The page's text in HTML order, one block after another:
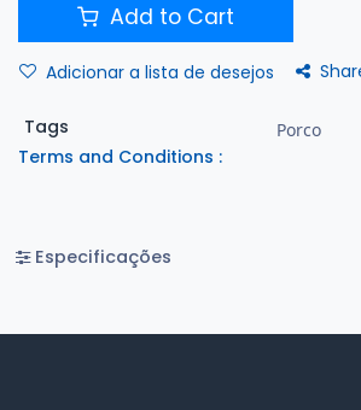
Add to Cart
Adicionar a lista de desejos
Tags Porco
Terms and Conditions :
Especificações